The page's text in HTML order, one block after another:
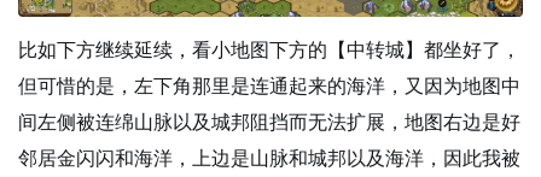
比如下方继续延续，看小地图下方的【中转城】都坐好了，
但可惜的是，左下角那里是连通起来的海洋，又因为地图中
间左侧被连绵山脉以及城邦阻挡而无法扩展，地图右边是好
邻居金闪闪和海洋，上边是山脉和城邦以及海洋，因此我被